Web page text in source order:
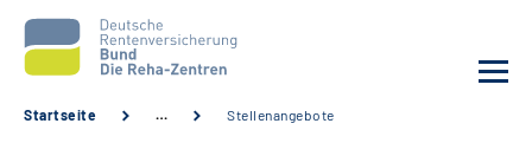
Startseite … Stellenangebote